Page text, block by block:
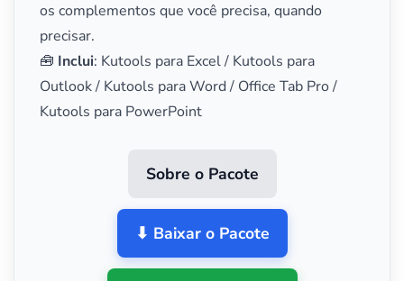
os complementos que você precisa, quando
precisar.
🧰 Inclui: Kutools para Excel / Kutools para
Outlook / Kutools para Word / Office Tab Pro /
Kutools para PowerPoint
Sobre o Pacote
⬇ Baixar o Pacote